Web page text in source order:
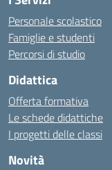
Personale scolastico
Famiglie e studenti
Percorsi di studio
Didattica
Offerta formativa
Le schede didattiche
I progetti delle classi
Novità